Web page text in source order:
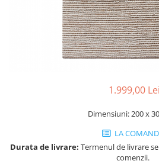
Covoare dining
Mese HORECA
Scaune de bar / insula
Oglinzi hol
1.999,00 Lei
Dimensiuni: 200 x
LA
Durata de livrare: Termenul de livrare
comenzii.